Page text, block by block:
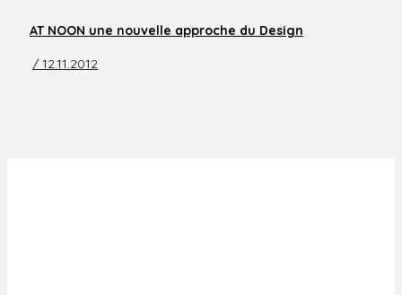
AT NOON une nouvelle approche du Design
/ 12.11.2012